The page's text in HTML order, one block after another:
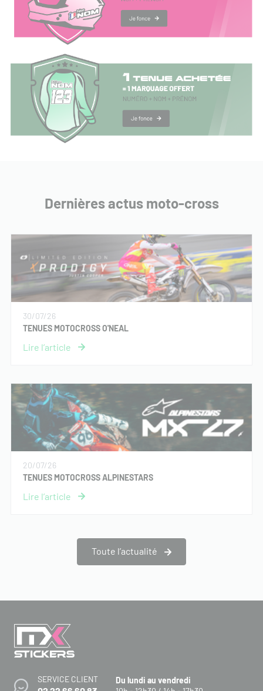
Dernières actus moto-cross
30/07/26
TENUES MOTOCROSS O'NEAL
20/07/26
TENUES MOTOCROSS ALPINESTARS
Toute l’actualité
SERVICE CLIENT
Du lundi au vendredi